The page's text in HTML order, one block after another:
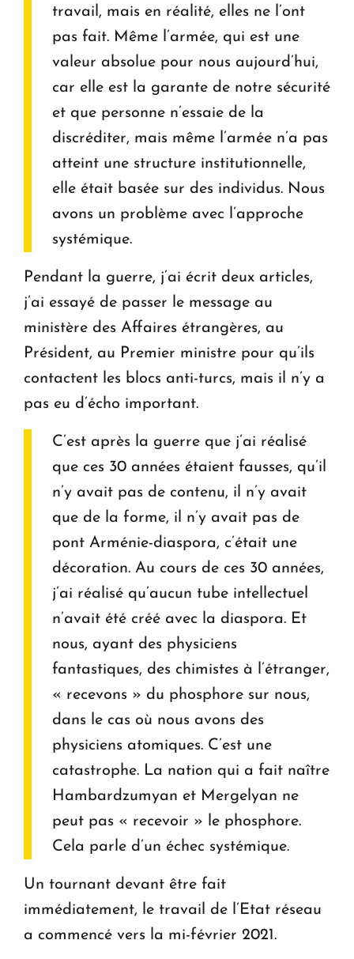
travail, mais en réalité, elles ne l’ont
pas fait. Même l’armée, qui est une
valeur absolue pour nous aujourd’hui,
car elle est la garante de notre sécurité
et que personne n’essaie de la
discréditer, mais même l’armée n’a pas
atteint une structure institutionnelle,
elle était basée sur des individus. Nous
avons un problème avec l’approche
systémique.
Pendant la guerre, j’ai écrit deux articles,
j’ai essayé de passer le message au
ministère des Affaires étrangères, au
Président, au Premier ministre pour qu’ils
contactent les blocs anti-turcs, mais il n’y a
pas eu d’écho important.
C’est après la guerre que j’ai réalisé
que ces 30 années étaient fausses, qu’il
n’y avait pas de contenu, il n’y avait
que de la forme, il n’y avait pas de
pont Arménie-diaspora, c’était une
décoration. Au cours de ces 30 années,
j’ai réalisé qu’aucun tube intellectuel
n’avait été créé avec la diaspora. Et
nous, ayant des physiciens
fantastiques, des chimistes à l’étranger,
« recevons » du phosphore sur nous,
dans le cas où nous avons des
physiciens atomiques. C’est une
catastrophe. La nation qui a fait naître
Hambardzumyan et Mergelyan ne
peut pas « recevoir » le phosphore.
Cela parle d’un échec systémique.
Un tournant devant être fait
immédiatement, le travail de l’Etat réseau
a commencé vers la mi-février 2021.